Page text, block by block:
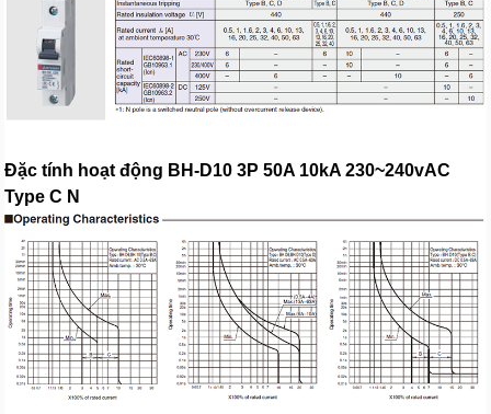
Đặc tính hoạt động BH-D10 3P 50A 10kA 230~240vAC
Type C N